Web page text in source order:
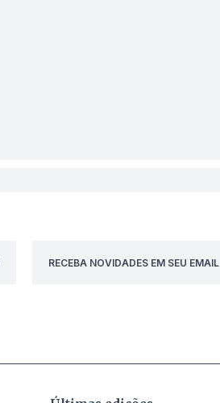
RECEBA NOVIDADES EM SEU EMAIL